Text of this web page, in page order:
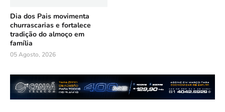
Dia dos Pais movimenta
churrascarias e fortalece
tradição do almoço em
família
05 Agosto, 2026